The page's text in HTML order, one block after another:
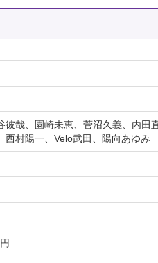
哉、園崎未恵、菅沼久義、内田
村陽一、Velo武田、陽向あゆみ